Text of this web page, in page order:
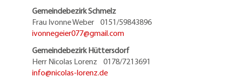
Gemeindebezirk Schmelz
Frau Ivonne Weber 0151/59843896
ivonnegeier077@gmail.com
Gemeindebezirk Hüttersdorf
Herr Nicolas Lorenz 0178/7213691
info@nicolas-lorenz.de